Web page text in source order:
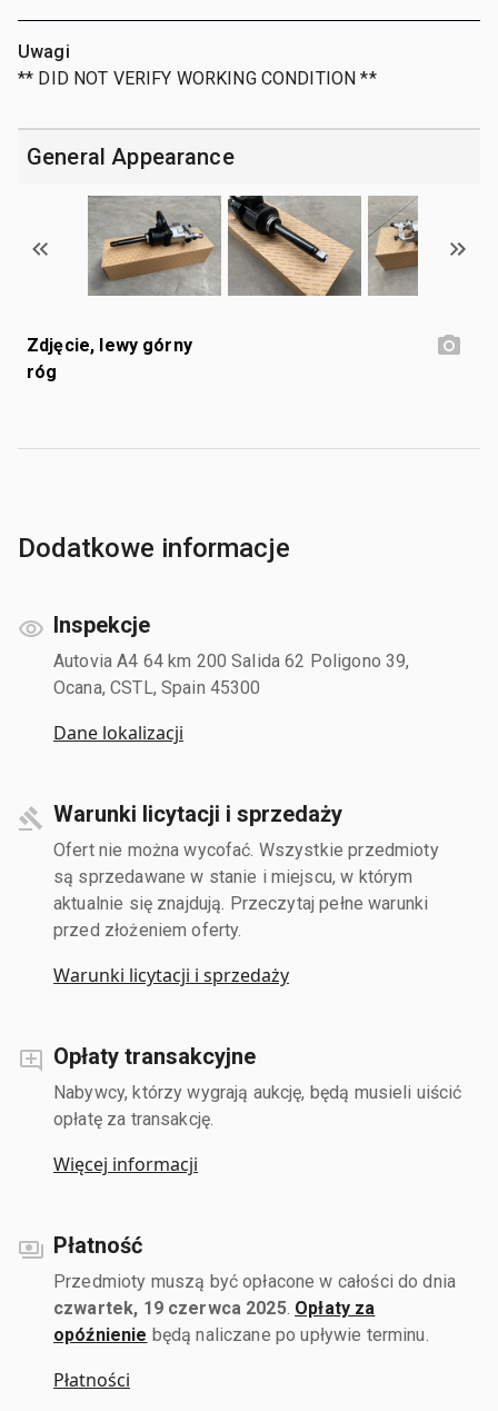
Uwagi
** DID NOT VERIFY WORKING CONDITION **
General Appearance
Zdjęcie, lewy górny
róg
Dodatkowe informacje
Inspekcje
Autovia A4 64 km 200 Salida 62 Poligono 39,
Ocana, CSTL, Spain 45300
Dane lokalizacji
Warunki licytacji i sprzedaży
Ofert nie można wycofać. Wszystkie przedmioty
są sprzedawane w stanie i miejscu, w którym
aktualnie się znajdują. Przeczytaj pełne warunki
przed złożeniem oferty.
Warunki licytacji i sprzedaży
Opłaty transakcyjne
Nabywcy, którzy wygrają aukcję, będą musieli uiścić
opłatę za transakcję.
Więcej informacji
Płatność
Przedmioty muszą być opłacone w całości do dnia
czwartek, 19 czerwca 2025. Opłaty za
opóźnienie będą naliczane po upływie terminu.
Płatności